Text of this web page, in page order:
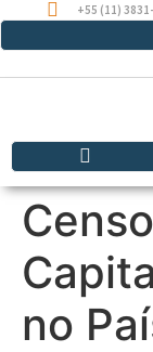
+55 (11)
no